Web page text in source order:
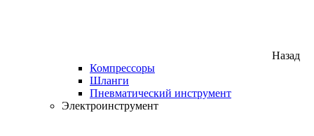
Назад
Компрессоры
Шланги
Пневматический инструмент
Электроинструмент